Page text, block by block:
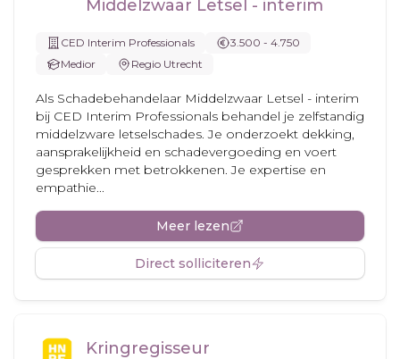
Middelzwaar Letsel - interim
CED Interim Professionals
3.500 - 4.750
Medior
Regio Utrecht
Als Schadebehandelaar Middelzwaar Letsel - interim
bij CED Interim Professionals behandel je zelfstandig
middelzware letselschades. Je onderzoekt dekking,
aansprakelijkheid en schadevergoeding en voert
gesprekken met betrokkenen. Je expertise en
empathie...
Meer lezen
Direct solliciteren
Kringregisseur